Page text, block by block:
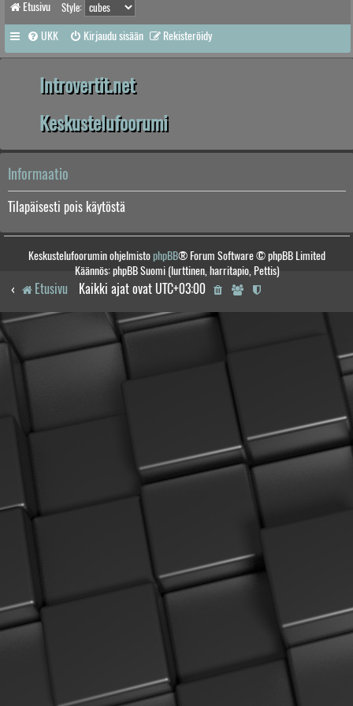
Etusivu Style:
UKK Kirjaudu sisään Rekisteröidy
Introvertit.net
Keskustelufoorumi
Informaatio
Tilapäisesti pois käytöstä
Keskustelufoorumin ohjelmistophpBB® Forum Software © phpBB Limited
Käännös: phpBB Suomi (lurttinen, harritapio, Pettis)
Etusivu Kaikki ajat ovat UTC+03:00